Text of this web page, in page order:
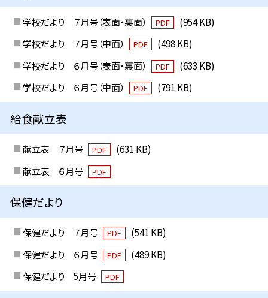
学校だより ７月号（表面・裏面） PDF
(954 KB)
学校だより ７月号（中面）
PDF
(498 KB)
学校だより ６月号（表面・裏面）
PDF
(633 KB)
学校だより ６月号（中面）
PDF (791 KB)
給食献立表
献立表 ７月号 PDF
(631 KB)
献立表 ６月号
PDF
保健だより
保健だより ７月号 PDF
(541 KB)
保健だより ６月号
PDF
(489 KB)
保健だより 5月号
PDF